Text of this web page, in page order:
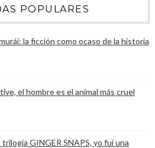
POPULARES
la ficción como ocaso de la historia
el hombre es el animal más cruel
GINGER SNAPS, yo fui una